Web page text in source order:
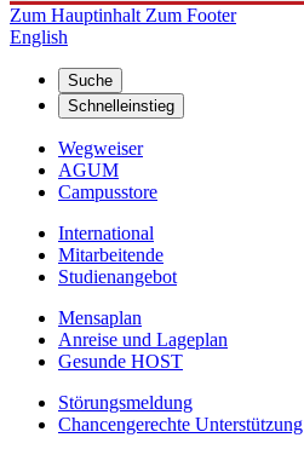
Zum HauptinhaltZum Footer
English
Suche
Schnelleinstieg
Wegweiser
AGUM
Campusstore
International
Mitarbeitende
Studienangebot
Mensaplan
Anreise und Lageplan
Gesunde HOST
Störungsmeldung
Chancengerechte Unterstützung